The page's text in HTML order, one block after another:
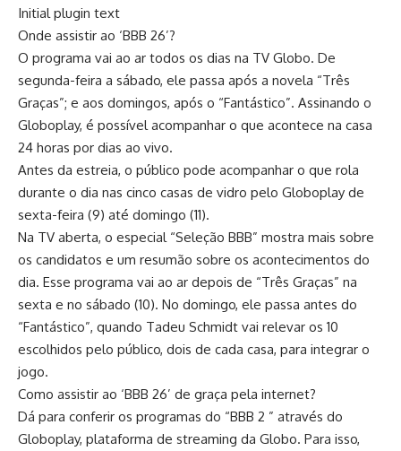
Initial plugin text
Onde assistir ao ‘BBB 26’?
O programa vai ao ar todos os dias na TV Globo. De
segunda-feira a sábado, ele passa após a novela “Três
Graças”; e aos domingos, após o “Fantástico”. Assinando o
Globoplay, é possível acompanhar o que acontece na casa
24 horas por dias ao vivo.
Antes da estreia, o público pode acompanhar o que rola
durante o dia nas cinco casas de vidro pelo Globoplay de
sexta-feira (9) até domingo (11).
Na TV aberta, o especial “Seleção BBB” mostra mais sobre
os candidatos e um resumão sobre os acontecimentos do
dia. Esse programa vai ao ar depois de “Três Graças” na
sexta e no sábado (10). No domingo, ele passa antes do
“Fantástico”, quando Tadeu Schmidt vai relevar os 10
escolhidos pelo público, dois de cada casa, para integrar o
jogo.
Como assistir ao ‘BBB 26’ de graça pela internet?
Dá para conferir os programas do “BBB 2 ” através do
Globoplay, plataforma de streaming da Globo. Para isso,